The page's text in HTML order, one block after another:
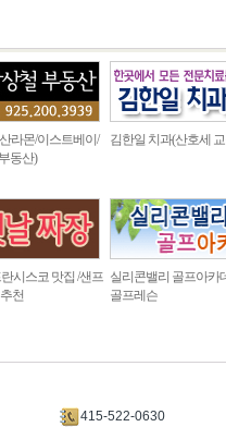
라몬/이스트베이/
동산)
김한일 치과(산호세
시스코 맛집 /샌프
천
실리콘밸리 골프아카
골프레슨
415-522-0630